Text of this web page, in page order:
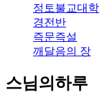
정토불교대학
경전반
즉문즉설
깨달음의 장
스님의하루